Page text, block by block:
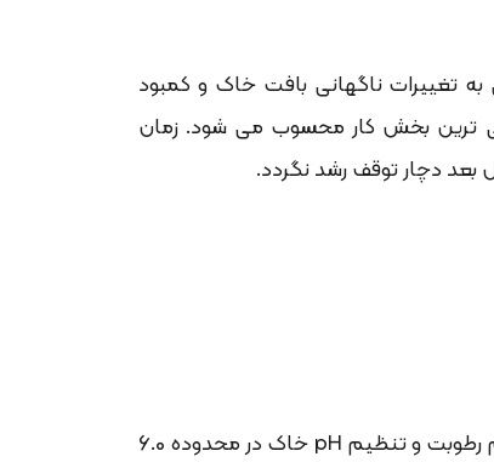
تغییرات ناگهانی بافت خاک و کمبود
ترین بخش کار محسوب می شود. زمان
دچار توقف رشد نگردد.
با رعایت دقیق این اصول اولیه، گیاه تمام انرژی حیاتی خود را صرف ترمیم بافت های آسیب دیده می کند. تامین مداوم رطوبت و تنظیم pH خاک در محدوده 6.0